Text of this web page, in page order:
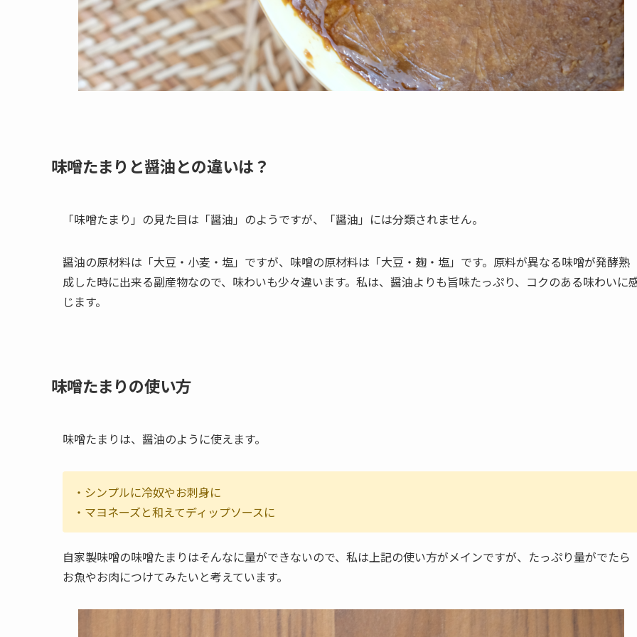
味噌たまりと醤油との違いは？
「味噌たまり」の見た目は「醤油」のようですが、「醤油」には分類されません。
醤油の原材料は「大豆・小麦・塩」ですが、味噌の原材料は「大豆・麹・塩」です。原料が異なる味噌が発酵熟
成した時に出来る副産物なので、味わいも少々違います。私は、醤油よりも旨味たっぷり、コクのある味わいに
じます。
味噌たまりの使い方
味噌たまりは、醤油のように使えます。
・シンプルに冷奴やお刺身に
・マヨネーズと和えてディップソースに
自家製味噌の味噌たまりはそんなに量ができないので、私は上記の使い方がメインですが、たっぷり量がでたら
お魚やお肉につけてみたいと考えています。